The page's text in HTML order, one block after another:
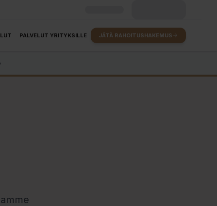
PALVELUT YRITYKSILLE JÄTÄ RAHOITUSHAKEMUS